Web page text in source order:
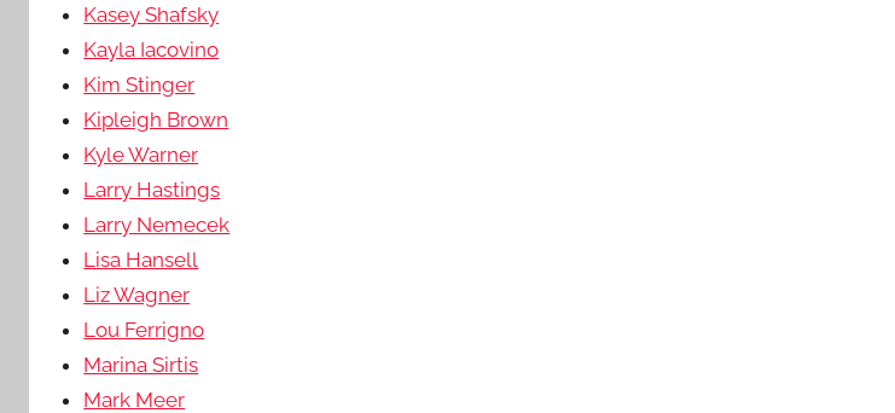
Kasey Shafsky
Kayla Iacovino
Kim Stinger
Kipleigh Brown
Kyle Warner
Larry Hastings
Larry Nemecek
Lisa Hansell
Liz Wagner
Lou Ferrigno
Marina Sirtis
Mark Meer